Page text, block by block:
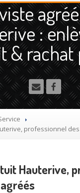
Moto
et Poids Lourd
agrée VHU gratuit
voiture usagée gratuit
:
& rachat
professionnel
Hauterive,